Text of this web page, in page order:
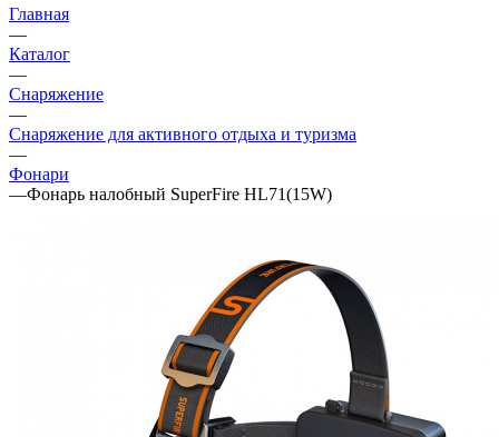
Главная
—
Каталог
—
Снаряжение
—
Снаряжение для активного отдыха и туризма
—
Фонари
—Фонарь налобный SuperFire HL71(15W)